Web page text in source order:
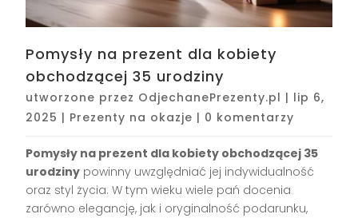
Pomysły na prezent dla kobiety
obchodzącej 35 urodziny
utworzone przez OdjechanePrezenty.pl | lip 6,
2025 | Prezenty na okazje | 0 komentarzy
Pomysły na prezent dla kobiety obchodzącej 35
urodziny powinny uwzględniać jej indywidualność
oraz styl życia. W tym wieku wiele pań docenia
zarówno elegancję, jak i oryginalność podarunku,